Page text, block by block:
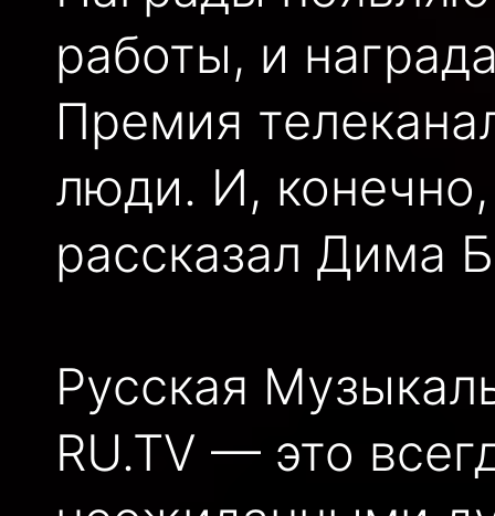
работы, и
Премия
люди. И,
рассказал Дима
Русская
RU.TV — это